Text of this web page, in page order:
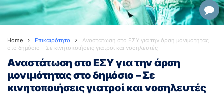
Home Επικαιρότητα
Αναστάτωση στο ΕΣΥ για την άρση μονιμότητας
στο δημόσιο – Σε κινητοποιήσεις γιατροί και νοσηλευτές
Αναστάτωση στο ΕΣΥ για την άρση
μονιμότητας στο δημόσιο – Σε
κινητοποιήσεις γιατροί και νοσηλευτές